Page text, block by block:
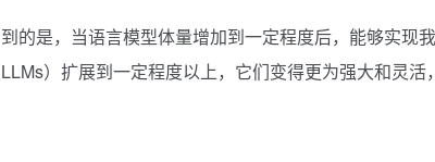
的是，当语言模型体量增加到一定程度后，能够实现
）扩展到一定程度以上，它们变得更为强大和灵活